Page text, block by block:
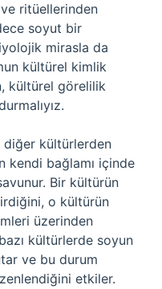
ritüellerinden
soyut bir
mirasla da
kültürel kimlik
kültürel görelilik
kültürlerden
kendi bağlamı içinde
Bir kültürün
o kültürün
üzerinden
kültürlerde soyun
ve bu durum
etkiler.